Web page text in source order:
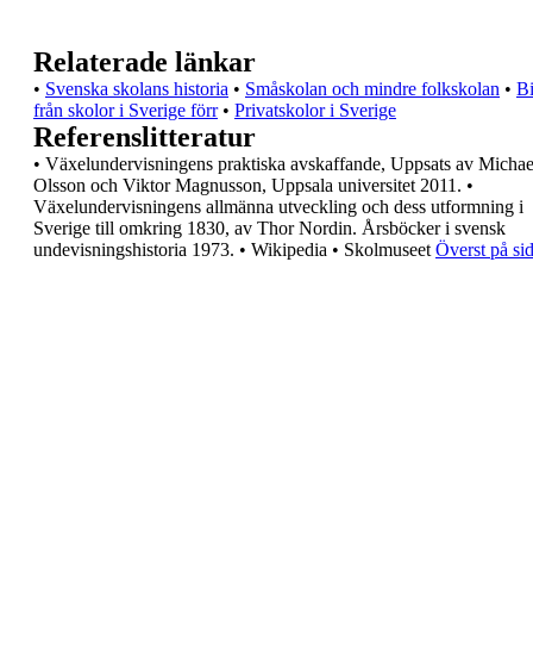
Relaterade länkar
• Svenska skolans historia • Småskolan och mindre folkskolan •
från skolor i Sverige förr • Privatskolor i Sverige
Referenslitteratur
• Växelundervisningens praktiska avskaffande, Uppsats av
Olsson och ViktorMagnusson, Uppsala universitet 2011. •
Växelundervisningens allmänna utveckling och dess utformning i
Sverige till omkring 1830, av Thor Nordin. Årsböcker i svensk
undevisningshistoria 1973. • Wikipedia • Skolmuseet Överst på